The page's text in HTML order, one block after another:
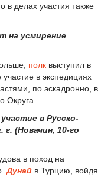
в делах участия также
на усмирение
полк выступил в
участие в экспедициях
по эскадронно, в
Округа.
в Русско-
г. (Новачин, 10-го
в поход на
Дунай в Турцию, войдя